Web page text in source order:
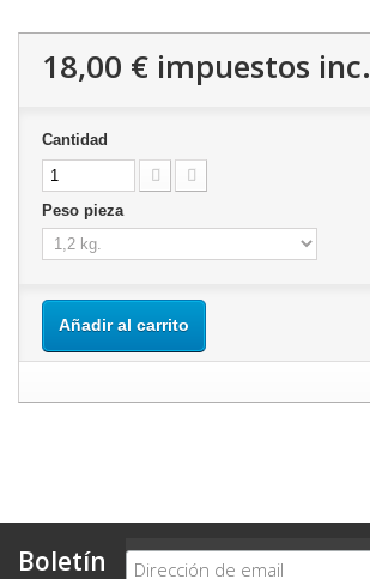
18,00 € impuestos inc.
Cantidad
Peso pieza
Añadir al carrito
Boletín